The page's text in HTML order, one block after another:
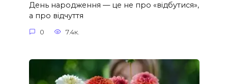
День народження — це не про «відбутися»,
а про відчуття
0 7.4к.